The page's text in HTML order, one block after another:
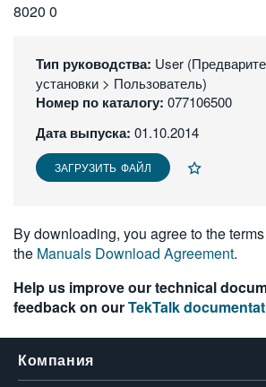
8020 0
Тип руководства: User
установки > Пользователь)
Номер по каталогу: 077106500
Дата выпуска: 01.10.2014
ЗАГРУЗИТЬ ФАЙЛ
By downloading, you agree to the
the Manuals Download Agreement.
Help us improve our technical
feedback on ourTekTalk
Компания